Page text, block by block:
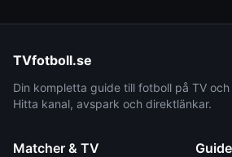
TVfotboll.se
Din kompletta guide till fotboll på TV
Hitta kanal, avspark och direktlänkar.
Matcher & TV